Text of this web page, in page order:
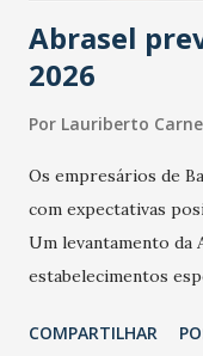
Abrasel
2026
Por Lauriberto
Os empresários de
com expectativas
Um levantamento da
estabelecimentos
relação ao último
COMPARTILHAR